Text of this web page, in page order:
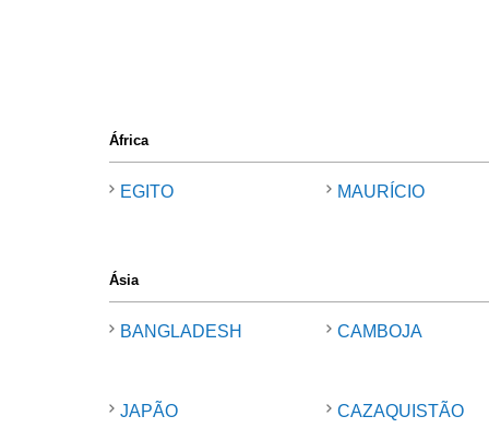
África
EGITO MAURÍCIO
Ásia
BANGLADESH CAMBOJA
JAPÃO CAZAQUISTÃO